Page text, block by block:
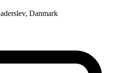
Danmark